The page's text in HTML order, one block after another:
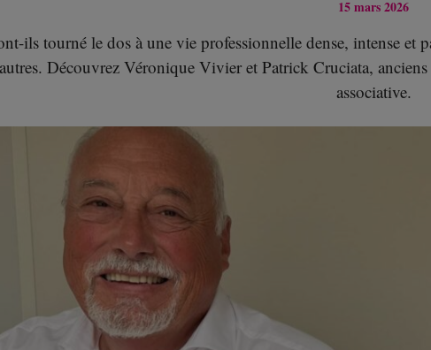
15 mars 2026
ils tourné le dos à une vie professionnelle dense, intense et
Découvrez Véronique Vivier et Patrick Cruciata,
associative.